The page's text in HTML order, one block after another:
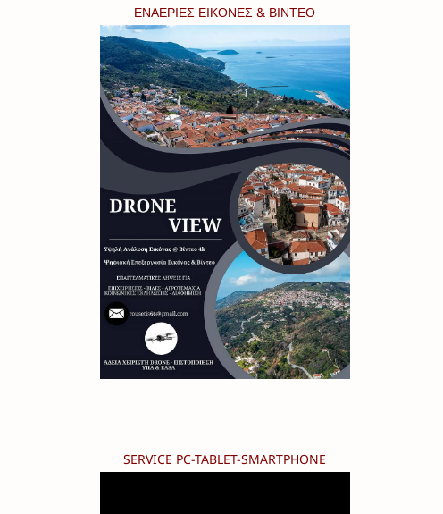
ΕΝΑΕΡΙΕΣ ΕΙΚΟΝΕΣ & ΒΙΝΤΕΟ
SERVICE PC-TABLET-SMARTPHONE